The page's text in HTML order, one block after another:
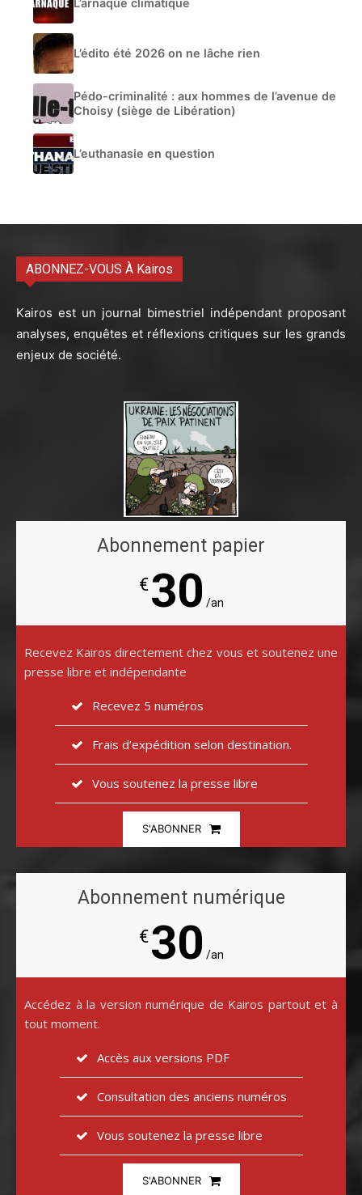
L’édito été 2026 on ne lâche rien
Pédo-criminalité : aux hommes de l’avenue de
Choisy (siège de Libération)
L’euthanasie en question
ABONNEZ-VOUS À Kairos
Kairos est un journal bimestriel indépendant proposant
analyses, enquêtes et réflexions critiques sur les grands
enjeux de société.
Abonnement papier
€30 /an
Recevez Kairos directement chez vous et soutenez une
presse libre et indépendante
Recevez 5 numéros
Frais d’expédition selon destination.
Vous soutenez la presse libre
S'ABONNER
Abonnement numérique
€30 /an
Accédez à la version numérique de Kairos partout et à
tout moment.
Accès aux versions PDF
Consultation des anciens numéros
Vous soutenez la presse libre
S'ABONNER